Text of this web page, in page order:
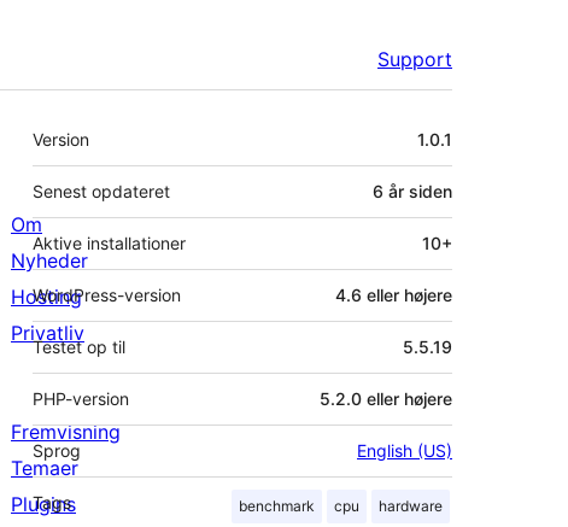
Support
Meta
Version 1.0.1
Senest opdateret 6 år siden
Aktive installationer 10+
WordPress-version 4.6 eller højere
Testet op til 5.5.19
PHP-version 5.2.0 eller højere
Sprog English (US)
Tags benchmark cpu hardware
Om
Nyheder
Hosting
Privatliv
Fremvisning
Temaer
Plugins